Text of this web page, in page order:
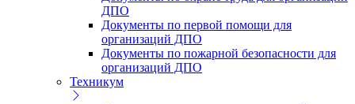
ДПО
Документы по первой помощи для
организаций ДПО
Документы по пожарной безопасности для
организаций ДПО
Техникум